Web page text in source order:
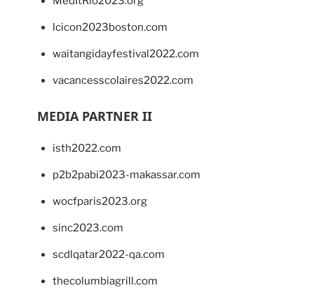
lcicon2023boston.com
waitangidayfestival2022.com
vacancesscolaires2022.com
MEDIA PARTNER II
isth2022.com
p2b2pabi2023-makassar.com
wocfparis2023.org
sinc2023.com
scdlqatar2022-qa.com
thecolumbiagrill.com